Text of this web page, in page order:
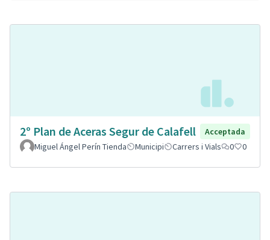
2º Plan de Aceras Segur de Calafell
Acceptada
Miguel Ángel Perín Tienda
Municipi Carrers i Vials 0 0